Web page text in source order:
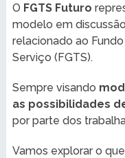
O FGTS Futuro
modelo em
relacionado ao
Serviço (FGTS).
Sempre visando
as possibilidades
por parte dos
Vamos explorar o